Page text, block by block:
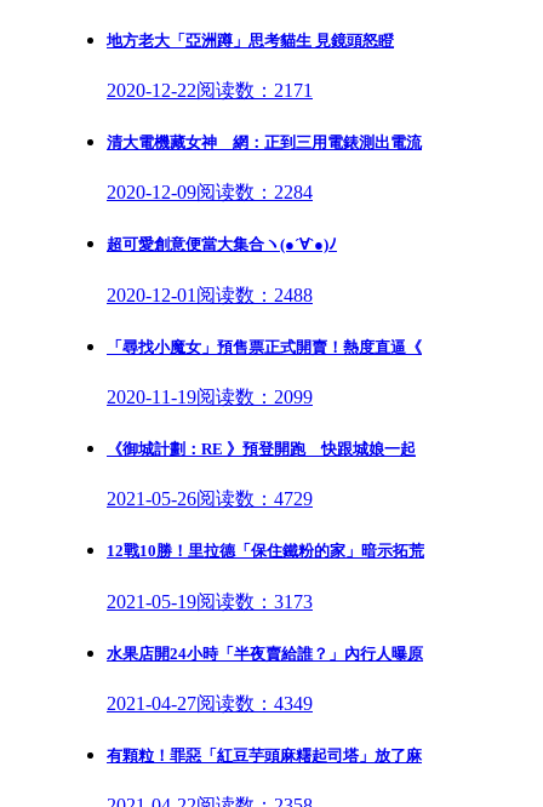
地方老大「亞洲蹲」思考貓生 見鏡頭怒瞪
2020-12-22阅读数：2171
清大電機藏女神 網：正到三用電錶測出電流
2020-12-09阅读数：2284
超可愛創意便當大集合ヽ(●´∀`●)ﾉ
2020-12-01 阅读数：2488
「尋找小魔女」預售票正式開賣！熱度直逼《
2020-11-19阅读数：2099
《御城計劃：RE 》預登開跑 快跟城娘一起
2021-05-26阅读数：4729
12戰10勝！里拉德「保住鐵粉的家」暗示拓荒
2021-05-19阅读数：3173
水果店開24小時「半夜賣給誰？」內行人曝原
2021-04-27阅读数：4349
有顆粒！罪惡「紅豆芋頭麻糬起司塔」放了麻